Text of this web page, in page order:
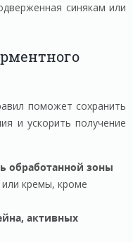
синякам или
поможет сохранить
и ускорить получение
обработанной зоны
или кремы, кроме
активных